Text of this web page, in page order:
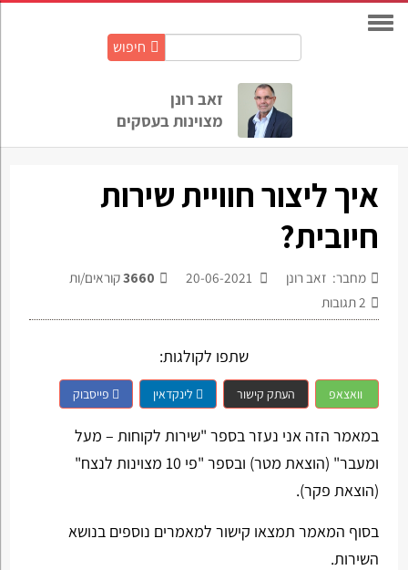
חיפוש
זאב רונן
מצוינות בעסקים
איך ליצור חוויית שירות
חיובית?
מחבר: זאב רונן 3660קוראים/ות
2תגובות
שתפו לקולגות:
וואצאפ העתק קישור לינקדאין פייסבוק
במאמר הזה אני נעזר בספר "שירות לקוחות – מעל
ומעבר" (הוצאת מטר) ובספר "פי 10 מצוינות לנצח"
(הוצאת פקר).
בסוף המאמר תמצאו קישור למאמרים נוספים בנושא
השירות.